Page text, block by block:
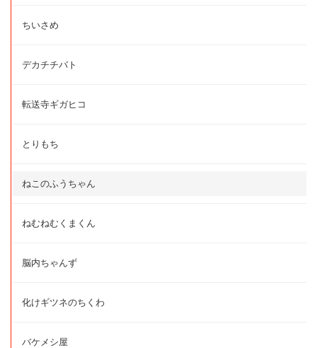
ちいさめ
デカチチバト
転送寺ギガヒコ
とりもち
ねこのふうちゃん
ねむねむくまくん
脳内ちゃんず
化けギツネのちくわ
バケメシ屋